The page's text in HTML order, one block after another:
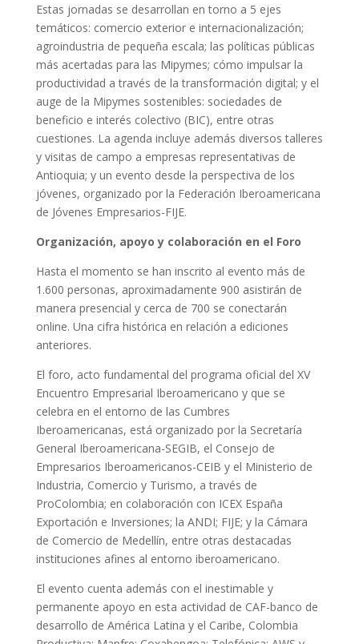
Estas jornadas se desarrollan en torno a 5 ejes
temáticos: comercio exterior e internacionalización;
agroindustria de pequeña escala; las políticas públicas
más acertadas para las Mipymes; cómo impulsar la
productividad a través de la transformación digital; y el
auge de la Mipymes sostenibles: sociedades de
beneficio e interés colectivo (BIC), entre otras
cuestiones. La agenda incluye además diversos talleres
y visitas de campo a empresas representativas de
Antioquia; y un evento desde la perspectiva de los
jóvenes, organizado por la Federación Iberoamericana
de Jóvenes Empresarios-FIJE.
Organización, apoyo y colaboración en el Foro
Hasta el momento se han inscrito al evento más de
1.600 personas, aproximadamente 900 asistirán de
manera presencial y cerca de 700 se conectarán
online. Una cifra histórica en relación a ediciones
anteriores.
El foro, acto fundamental del programa oficial del XV
Encuentro Empresarial Iberoamericano y que se
celebra en el entorno de las Cumbres
Iberoamericanas, está organizado por la Secretaría
General Iberoamericana-SEGIB, el Consejo de
Empresarios Iberoamericanos-CEIB y el Ministerio de
Industria, Comercio y Turismo, a través de
ProColombia; en colaboración con ICEX España
Exportación e Inversiones; la ANDI; FIJE; y la Cámara
de Comercio de Medellín, entre otras destacadas
instituciones afines al entorno iberoamericano.
El evento cuenta además con el inestimable y
permanente apoyo en esta actividad de CAF-banco de
desarrollo de América Latina y el Caribe, Colombia